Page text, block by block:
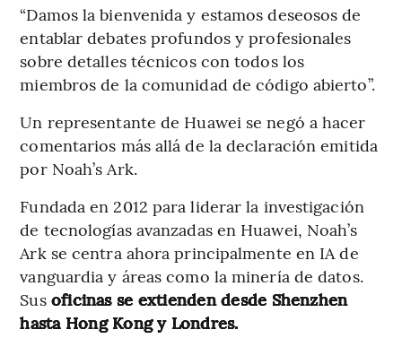
“Damos la bienvenida y estamos deseosos de
entablar debates profundos y profesionales
sobre detalles técnicos con todos los
miembros de la comunidad de código abierto”.
Un representante de Huawei se negó a hacer
comentarios más allá de la declaración emitida
por Noah’s Ark.
Fundada en 2012 para liderar la investigación
de tecnologías avanzadas en Huawei, Noah’s
Ark se centra ahora principalmente en IA de
vanguardia y áreas como la minería de datos.
Sus oficinas se extienden desde Shenzhen
hasta Hong Kong y Londres.